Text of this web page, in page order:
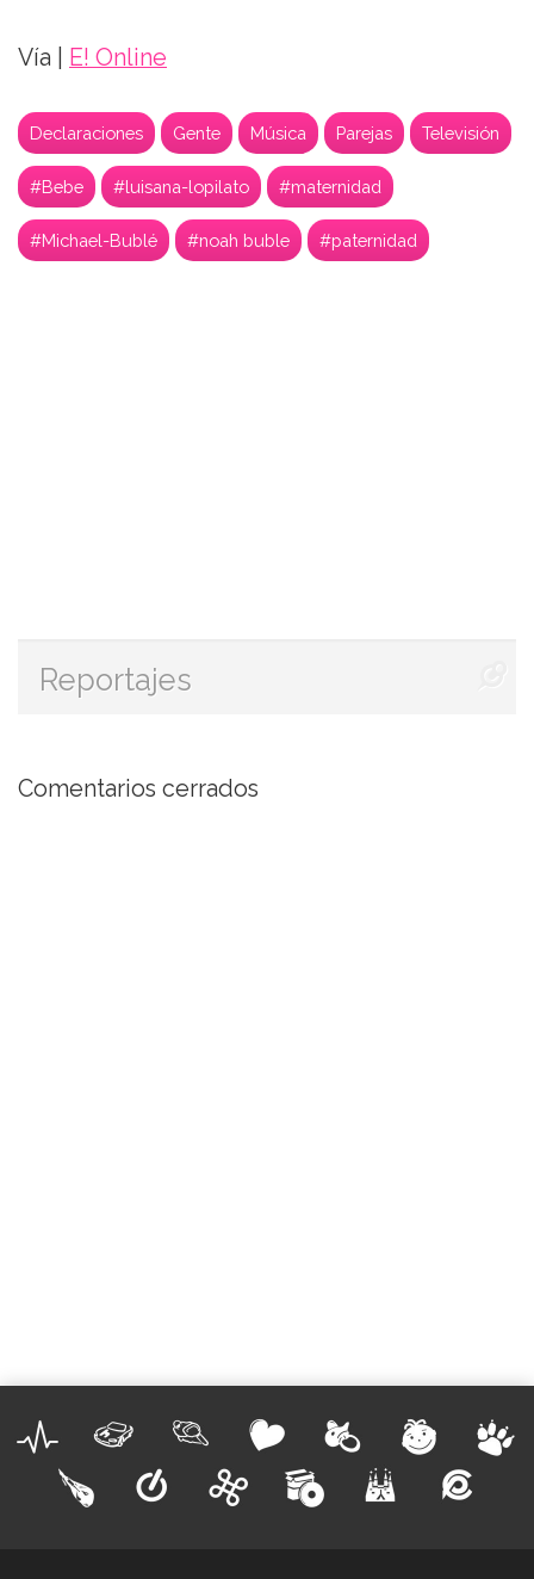
Vía | E! Online
Declaraciones Gente Música Parejas Televisión
#Bebe #luisana-lopilato #maternidad
#Michael-Bublé #noah buble #paternidad
Reportajes
Comentarios cerrados